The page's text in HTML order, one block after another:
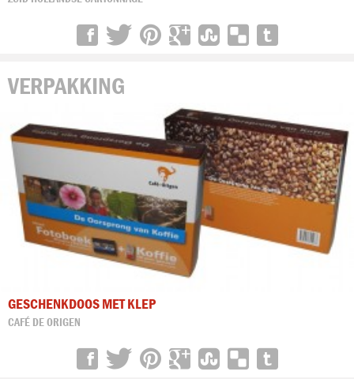
VERPAKKING
GESCHENKDOOS MET KLEP
CAFÉ DE ORIGEN